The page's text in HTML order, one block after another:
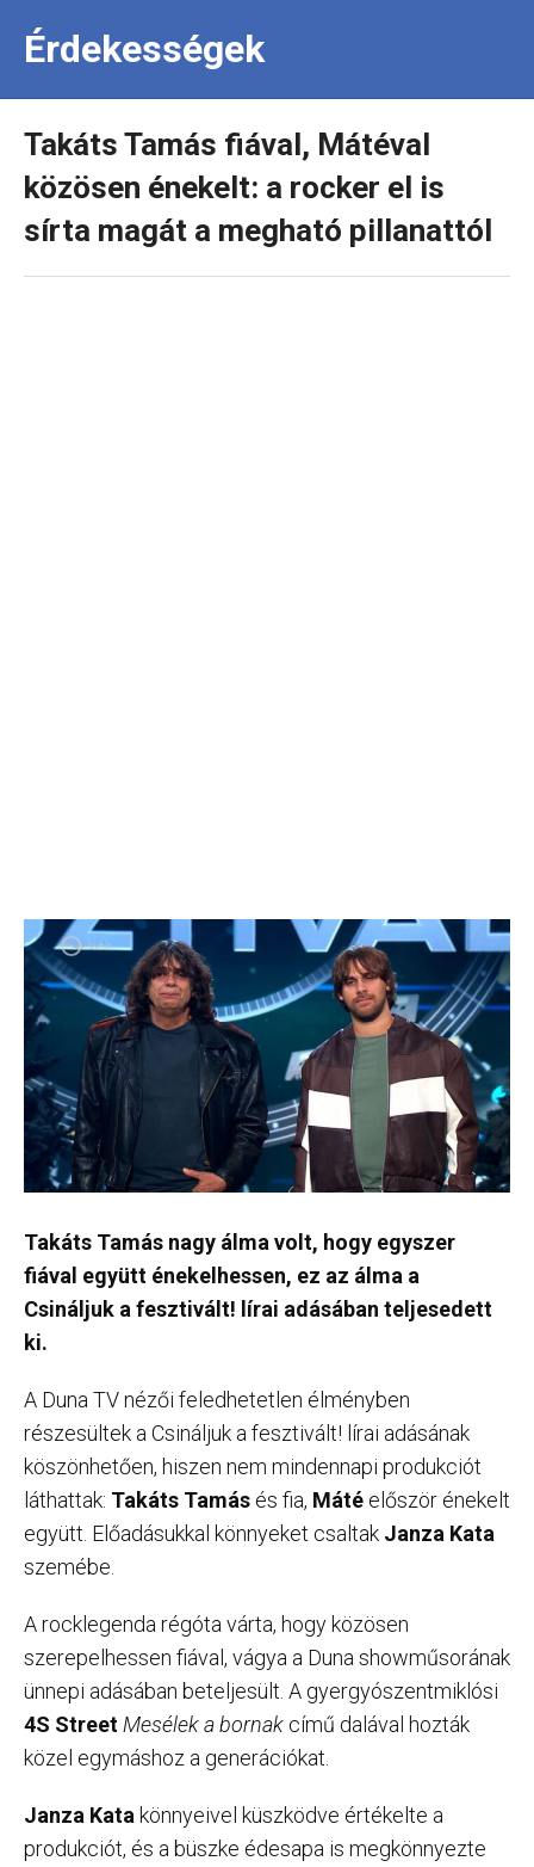
Érdekességek
Takáts Tamás fiával, Mátéval
közösen énekelt: a rocker el is
sírta magát a megható pillanattól
Takáts Tamás nagy álma volt, hogy egyszer
fiával együtt énekelhessen, ez az álma a
Csináljuk a fesztivált! lírai adásában teljesedett
ki.
A Duna TV nézői feledhetetlen élményben
részesültek a Csináljuk a fesztivált! lírai adásának
köszönhetően, hiszen nem mindennapi produkciót
láthattak: Takáts Tamás és fia, Máté először énekelt
együtt. Előadásukkal könnyeket csaltak Janza Kata
szemébe.
A rocklegenda régóta várta, hogy közösen
szerepelhessen fiával, vágya a Duna showműsorának
ünnepi adásában beteljesült. A gyergyószentmiklósi
4S Street Mesélek a bornak című dalával hozták
közel egymáshoz a generációkat.
Janza Kata könnyeivel küszködve értékelte a
produkciót, és a büszke édesapa is megkönnyezte